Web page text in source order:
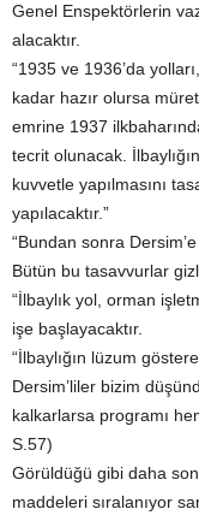
Genel Enspektörlerin
alacaktır.
“1935 ve 1936’da
kadar hazır olursa
emrine 1937
tecrit olunacak.
kuvvetle yapılmasını
yapılacaktır.”
“Bundan sonra
Bütün bu tasavvurlar
“İlbaylık yol, orman
işe başlayacaktır.
“İlbaylığın lüzum
Dersim’liler bizim
kalkarlarsa programı
S.57)
Görüldüğü gibi daha
maddeleri sıralanıyor